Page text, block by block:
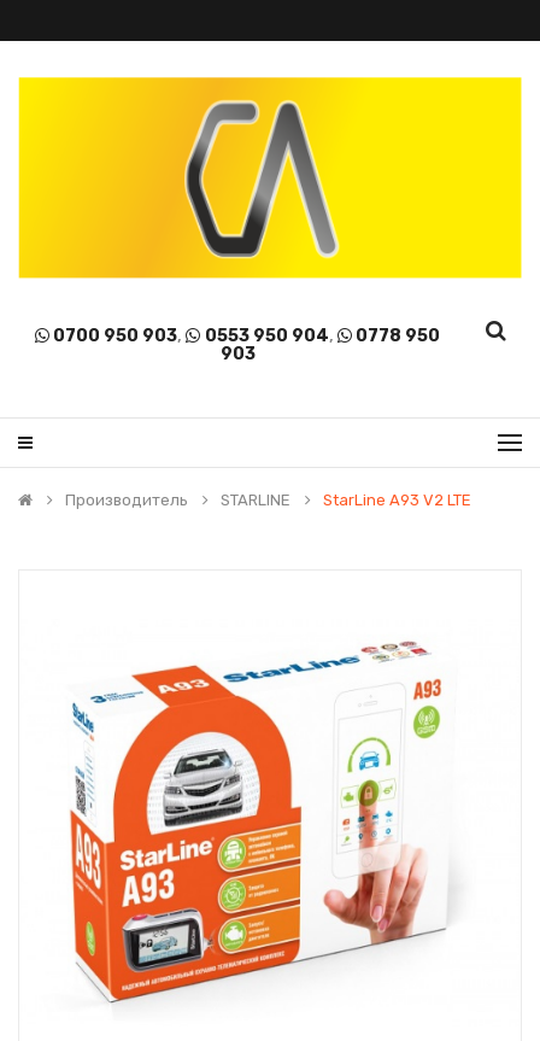
0700 950 903, 0553 950 904,
0778 950
903
Производитель STARLINE StarLine A93 V2 LTE